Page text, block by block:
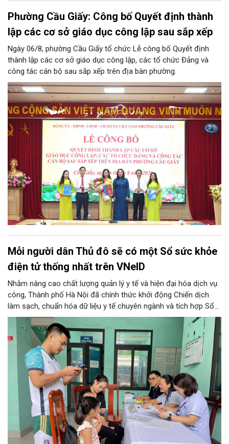
Phường Cầu Giấy: Công bố Quyết định thành
lập các cơ sở giáo dục công lập sau sắp xếp
Ngày 06/8, phường Cầu Giấy tổ chức Lễ công bố Quyết định
thành lập các cơ sở giáo dục công lập, các tổ chức Đảng và
công tác cán bộ sau sắp xếp trên địa bàn phường.
Mỗi người dân Thủ đô sẽ có một Sổ sức khỏe
điện tử thống nhất trên VNeID
Nhằm nâng cao chất lượng quản lý y tế và hiện đại hóa dịch vụ
công, Thành phố Hà Nội đã chính thức khởi động Chiến dịch
làm sạch, chuẩn hóa dữ liệu y tế chuyên ngành và tích hợp Sổ
sức khỏe điện tử trên ứng dụng VNeID. Chương trình trọng điểm
này hứa hẹn giúp mỗi người dân Thủ đô làm chủ một hồ sơ sức
khỏe điện tử duy nhất, cho phép theo dõi và chăm sóc sức
khỏe toàn diện theo vòng đời trên không gian mạng.